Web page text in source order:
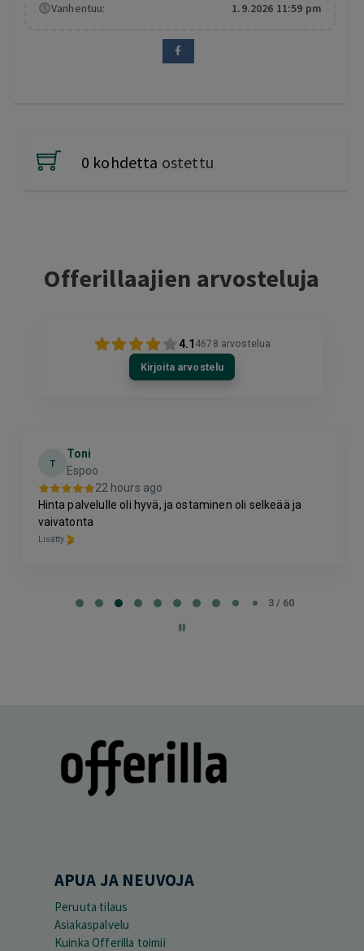
Vanhentuu:
1.9.2026 11:59 pm
0 kohdetta ostettu
Offerillaajien arvosteluja
4.1 4678 arvostelua
Kirjoita arvostelu
T
Toni
Espoo
22 hours ago
Hinta palvelulle oli hyvä, ja ostaminen oli selkeää ja
vaivatonta
Lisätty
3 / 60
APUA JA NEUVOJA
Peruuta tilaus
Asiakaspalvelu
Kuinka Offerilla toimii